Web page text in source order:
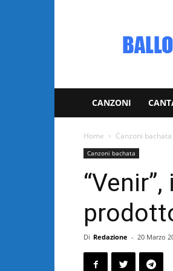
video
CANZONI
Home Canzoni bachata
Canzoni bachata
Di Redazione - 20 Marzo